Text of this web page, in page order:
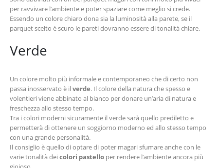
per ravvivare l’ambiente e poter spaziare come meglio si crede.
Essendo un colore chiaro dona sia la luminosità alla parete, se il
parquet scelto è scuro le pareti dovranno essere di tonalità chiare.
Verde
Un colore molto più informale e contemporaneo che di certo non
passa inosservato è ilverde. Il colore della natura che spesso e
volentieri viene abbinato al bianco per donare un’aria di natura e
freschezza allo stesso tempo.
Tra i colori moderni sicuramente il verde sarà quello prediletto e
permetterà di ottenere un soggiorno moderno ed allo stesso tempo
con una grande personalità.
Il consiglio è quello di optare di poter magari sfumare anche con le
varie tonalità deicolori pastello per rendere l’ambiente ancora più